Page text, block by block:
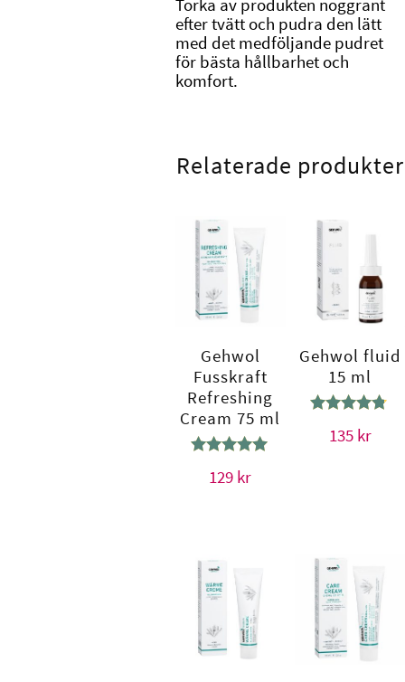
Torka av produkten noggrant
efter tvätt och pudra den lätt
med det medföljande pudret
för bästa hållbarhet och
komfort.
Relaterade produkter
Gehwol
Fusskraft
Refreshing
Cream 75 ml
5.00
129 kr
Gehwol fluid
15 ml
4.64
135 kr